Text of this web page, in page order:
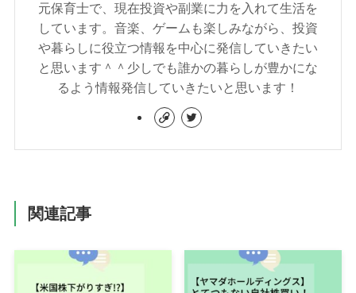
元保育士で、現在投資や副業に力を入れて生活を
しています。音楽、ゲームも楽しみながら、投資
や暮らしに役立つ情報を中心に発信していきたい
と思います＾＾少しでも誰かの暮らしが豊かにな
るよう情報発信していきたいと思います！
関連記事